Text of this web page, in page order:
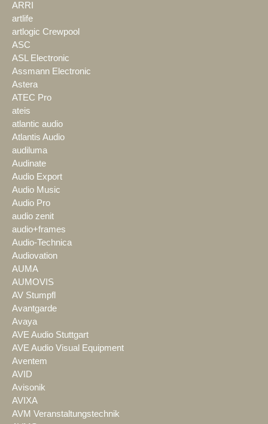
ARRI
artlife
artlogic Crewpool
ASC
ASL Electronic
Assmann Electronic
Astera
ATEC Pro
ateis
atlantic audio
Atlantis Audio
audiluma
Audinate
Audio Export
Audio Music
Audio Pro
audio zenit
audio+frames
Audio-Technica
Audiovation
AUMA
AUMOVIS
AV Stumpfl
Avantgarde
Avaya
AVE Audio Stuttgart
AVE Audio Visual Equipment
Aventem
AVID
Avisonik
AVIXA
AVM Veranstaltungstechnik